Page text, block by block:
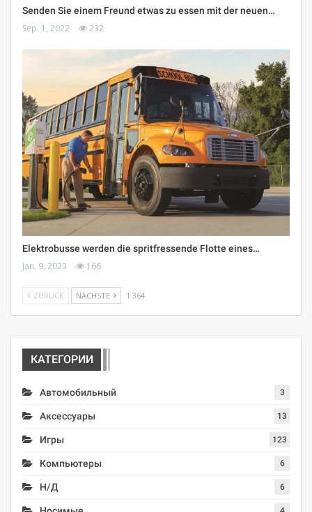
Senden Sie einem Freund etwas zu essen mit der neuen…
Sep. 1, 2022 232
Elektrobusse werden die spritfressende Flotte eines…
Jan. 9, 2023 166
ZURÜCK NÄCHSTE 1 364
КАТЕГОРИИ
Автомобильный 3
Аксессуары 13
Игры 123
Компьютеры 6
Н/Д 6